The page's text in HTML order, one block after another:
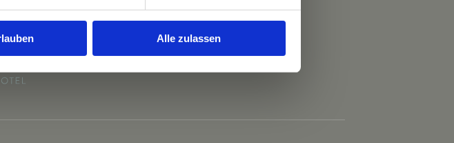
Alle zulassen